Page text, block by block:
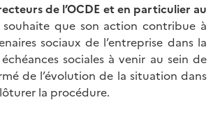
de l’OCDE et en particulier au
souhaite que son action contribue à
sociaux de l’entreprise dans la
sociales à venir au sein de
de l’évolution de la situation dans
la procédure.